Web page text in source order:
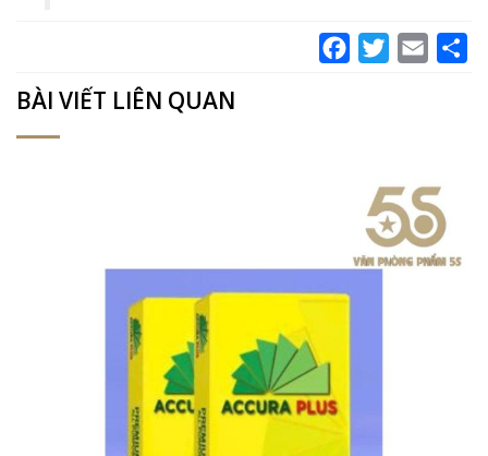
FacebookTwitterEmail
BÀI VIẾT LIÊN QUAN